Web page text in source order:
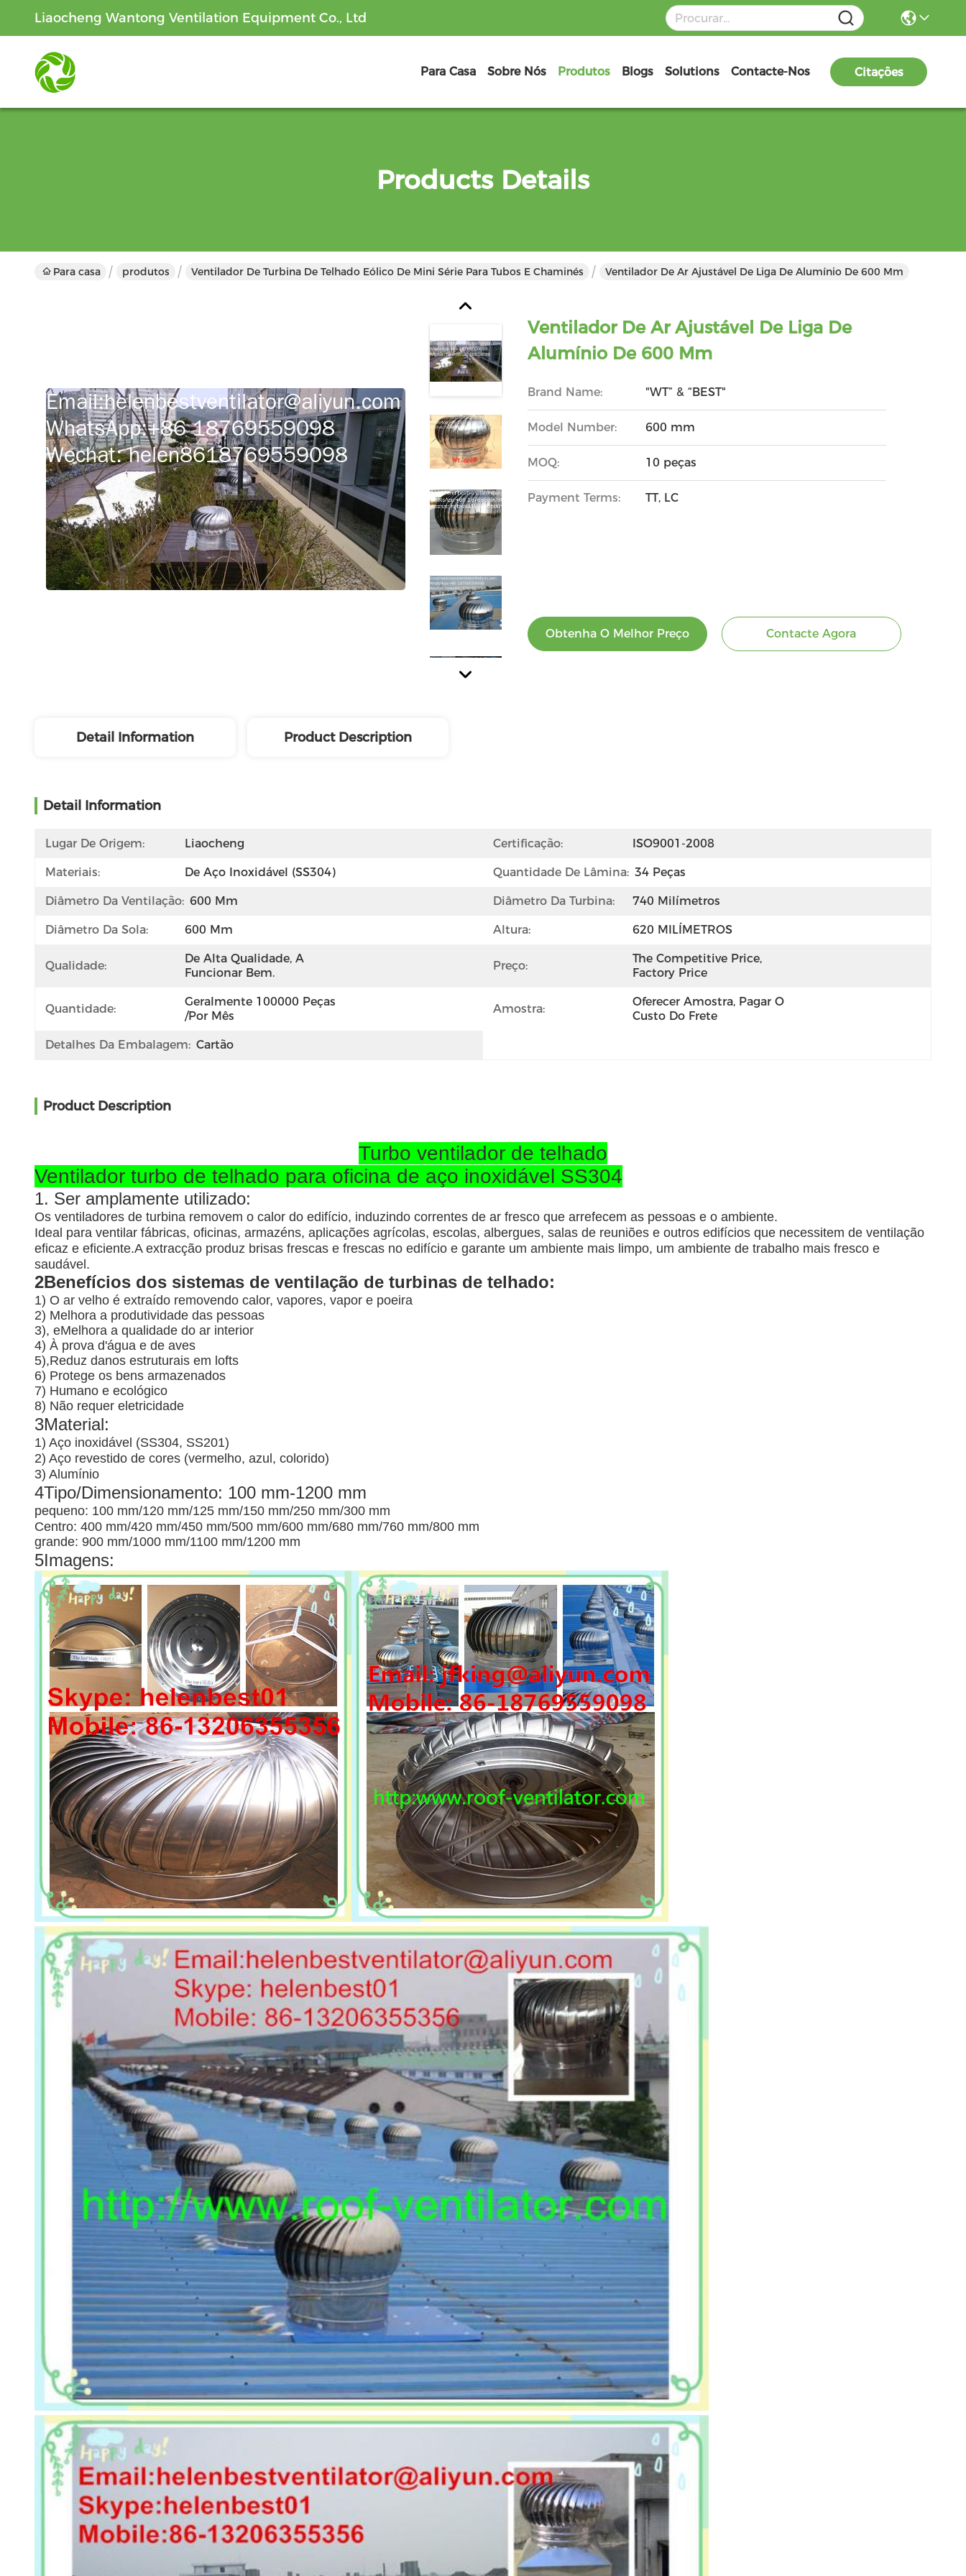
Liaocheng Wantong Ventilation Equipment Co., Ltd
Para Casa Sobre Nós Produtos Blogs Solutions Contacte-Nos Citações
Products Details
Para casa produtos Ventilador De Turbina De Telhado Eólico De Mini Série Para Tubos E Chaminés Ventilador De Ar Ajustável De Liga De Alumínio De 600 Mm
Ventilador De Ar Ajustável De Liga De
Alumínio De 600 Mm
Brand Name: "WT” & “BEST"
Model Number: 600 mm
MOQ: 10 peças
Payment Terms: TT, LC
Obtenha O Melhor Preço Contacte Agora
Detail Information Product Description
Detail Information
Lugar De Origem: Liaocheng Certificação: ISO9001-2008
Materiais: De Aço Inoxidável (SS304) Quantidade De Lâmina: 34 Peças
Diâmetro Da Ventilação: 600 Mm Diâmetro Da Turbina: 740 Milímetros
Diâmetro Da Sola: 600 Mm Altura: 620 MILÍMETROS
Qualidade:
De Alta Qualidade, A
Funcionar Bem.
Preço:
The Competitive Price,
Factory Price
Quantidade:
Geralmente 100000 Peças
/por Mês
Amostra:
Oferecer Amostra, Pagar O
Custo Do Frete
Detalhes Da Embalagem: Cartão
Product Description
Turbo ventilador de telhado
Ventilador turbo de telhado para oficina de aço inoxidável SS304
1. Ser amplamente utilizado:
Os ventiladores de turbina removem o calor do edifício, induzindo correntes de ar fresco que arrefecem as pessoas e o ambiente.
Ideal para ventilar fábricas, oficinas, armazéns, aplicações agrícolas, escolas, albergues, salas de reuniões e outros edifícios que necessitem de ventilação
eficaz e eficiente.A extracção produz brisas frescas e frescas no edifício e garante um ambiente mais limpo, um ambiente de trabalho mais fresco e
saudável.
2Benefícios dos sistemas de ventilação de turbinas de telhado:
1) O ar velho é extraído removendo calor, vapores, vapor e poeira
2) Melhora a produtividade das pessoas
3), eMelhora a qualidade do ar interior
4) À prova d'água e de aves
5),Reduz danos estruturais em lofts
6) Protege os bens armazenados
7) Humano e ecológico
8) Não requer eletricidade
3Material:
1) Aço inoxidável (SS304, SS201)
2) Aço revestido de cores (vermelho, azul, colorido)
3) Alumínio
4Tipo/Dimensionamento: 100 mm-1200 mm
pequeno: 100 mm/120 mm/125 mm/150 mm/250 mm/300 mm
Centro: 400 mm/420 mm/450 mm/500 mm/600 mm/680 mm/760 mm/800 mm
grande: 900 mm/1000 mm/1100 mm/1200 mm
5Imagens: